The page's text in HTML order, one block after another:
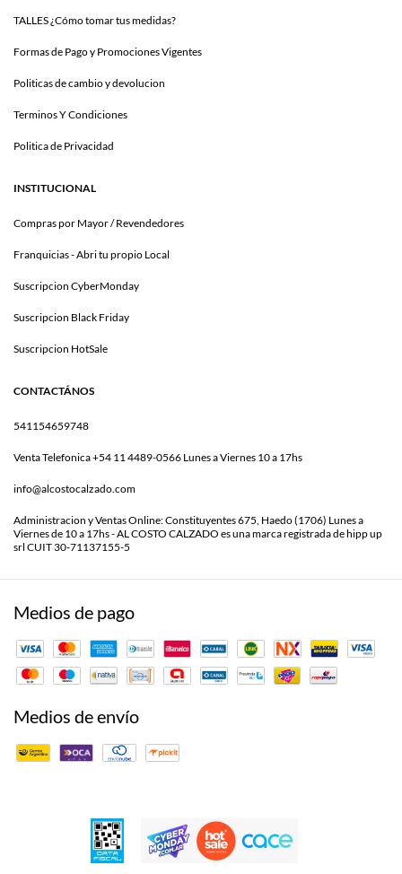
TALLES ¿Cómo tomar tus medidas?
Formas de Pago y Promociones Vigentes
Politicas de cambio y devolucion
Terminos Y Condiciones
Politica de Privacidad
INSTITUCIONAL
Compras por Mayor / Revendedores
Franquicias - Abri tu propio Local
Suscripcion CyberMonday
Suscripcion Black Friday
Suscripcion HotSale
CONTACTÁNOS
541154659748
Venta Telefonica +54 11 4489-0566 Lunes a Viernes 10 a 17hs
info@alcostocalzado.com
Administracion y Ventas Online: Constituyentes 675, Haedo (1706) Lunes a
Viernes de 10 a 17hs - AL COSTO CALZADO es una marca registrada de hipp up
srl CUIT 30-71137155-5
Medios de pago
Medios de envío